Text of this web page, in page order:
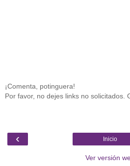
¡Comenta, potinguera!
Por favor, no dejes links no solicitados.
‹ Inicio
Ver versión